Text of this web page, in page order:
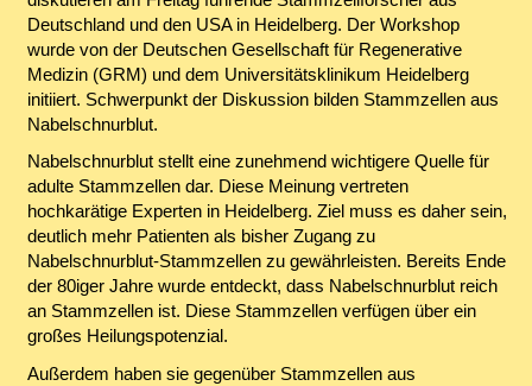
Deutschland und den USA in Heidelberg. Der Workshop
wurde von der Deutschen Gesellschaft für Regenerative
Medizin (GRM) und dem Universitätsklinikum Heidelberg
initiiert. Schwerpunkt der Diskussion bilden Stammzellen aus
Nabelschnurblut.
Nabelschnurblut stellt eine zunehmend wichtigere Quelle für
adulte Stammzellen dar. Diese Meinung vertreten
hochkarätige Experten in Heidelberg. Ziel muss es daher sein,
deutlich mehr Patienten als bisher Zugang zu
Nabelschnurblut-Stammzellen zu gewährleisten. Bereits Ende
der 80iger Jahre wurde entdeckt, dass Nabelschnurblut reich
an Stammzellen ist. Diese Stammzellen verfügen über ein
großes Heilungspotenzial.
Außerdem haben sie gegenüber Stammzellen aus